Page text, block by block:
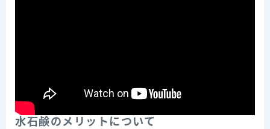
水石鹸のメリットについて